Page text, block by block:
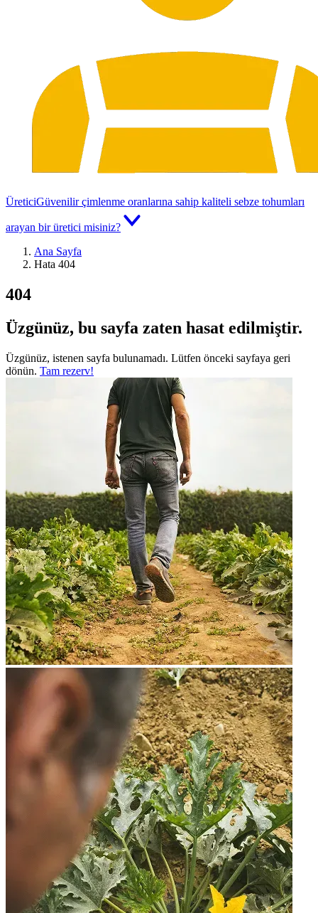
ÜreticiGüvenilir çimlenme oranlarına sahip kaliteli sebze tohumları
arayan bir üretici misiniz?
Ana Sayfa
Hata 404
404
Üzgünüz, bu sayfa zaten hasat edilmiştir.
Üzgünüz, istenen sayfa bulunamadı. Lütfen önceki sayfaya geri
dönün. Tam rezerv!